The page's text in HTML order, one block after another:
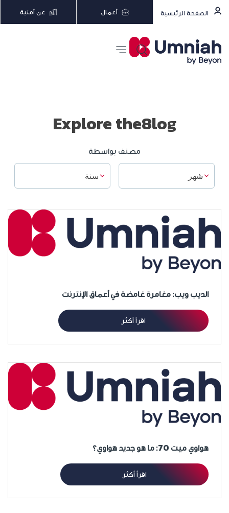
الصفحة الرئيسية أعمال عن أمنية
Explore the8log
مصنف بواسطة
الديب ويب: مغامرة غامضة في أعماق الإنترنت
اقرأ أكثر
هواوي ميت 70: ما هو جديد هواوي؟
اقرأ أكثر